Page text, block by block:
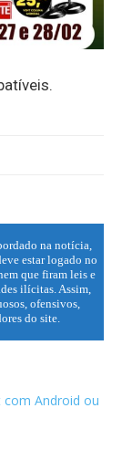
na notícia,
estar logado no
que firam leis e
ilícitas. Assim,
ofensivos,
do site.